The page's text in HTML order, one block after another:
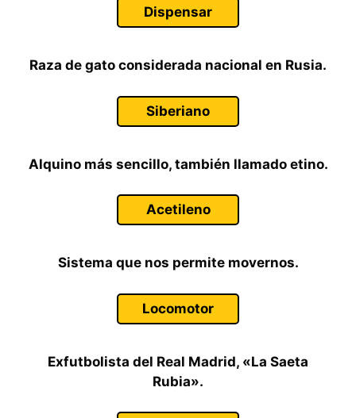
Dispensar
Raza de gato considerada nacional en Rusia.
Siberiano
Alquino más sencillo, también llamado etino.
Acetileno
Sistema que nos permite movernos.
Locomotor
Exfutbolista del Real Madrid, «La Saeta
Rubia».